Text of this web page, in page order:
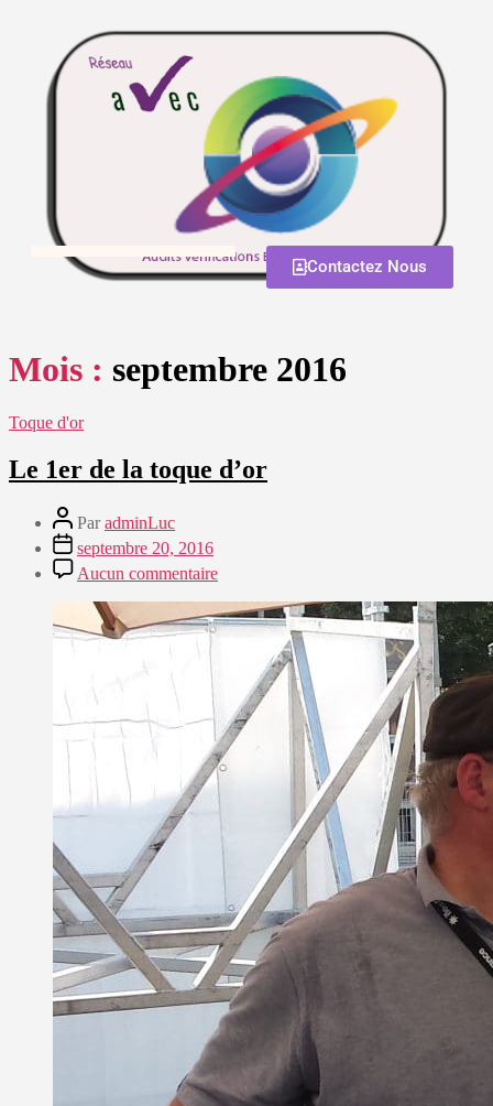
Contactez Nous
Mois : septembre 2016
Toque d'or
Le 1er de la toque d’or
ParadminLuc
septembre 20, 2016
Aucun commentaire